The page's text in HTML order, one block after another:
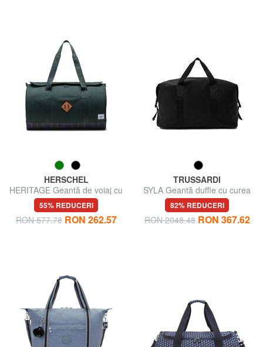
HERSCHEL
HERITAGE Geantă de voiaj cu
curea de umăr
55% REDUCERI
RON 577.78 RON 262.57
TRUSSARDI
SYLA Geantă duffle cu curea
de umăr
82% REDUCERI
RON 2048.48 RON 367.62